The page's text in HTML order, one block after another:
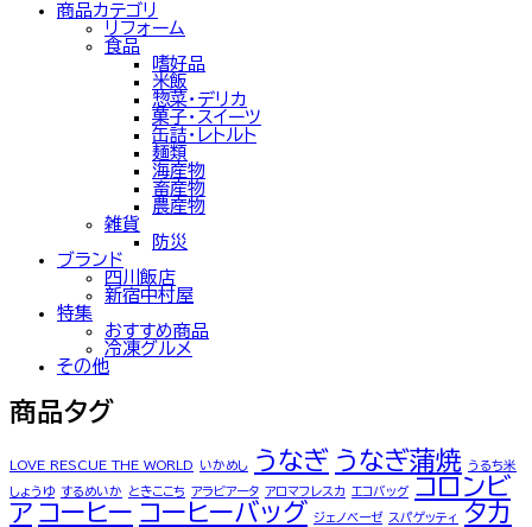
商品カテゴリ
リフォーム
食品
嗜好品
米飯
惣菜・デリカ
菓子・スイーツ
缶詰・レトルト
麺類
海産物
畜産物
農産物
雑貨
防災
ブランド
四川飯店
新宿中村屋
特集
おすすめ商品
冷凍グルメ
その他
商品タグ
LOVE RESCUE THE WORLD いかめし うなぎ うなぎ蒲焼 うるち米
しょうゆ するめいか ときここち アラビアータ アロマフレスカ エコバッグ
コロンビ
ア コーヒー コーヒーバッグ ジェノベーゼ スパゲッティ
タカ